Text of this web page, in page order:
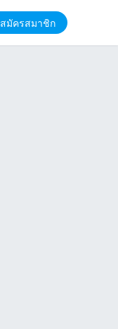
สมัครสมาชิก